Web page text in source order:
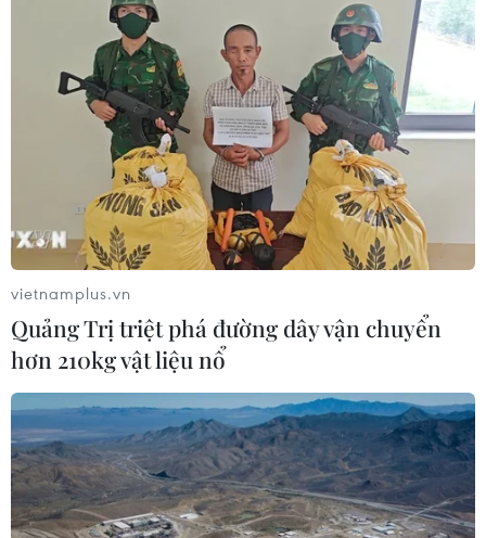
vietnamplus.vn
Quảng Trị triệt phá đường dây vận chuyển
hơn 210kg vật liệu nổ